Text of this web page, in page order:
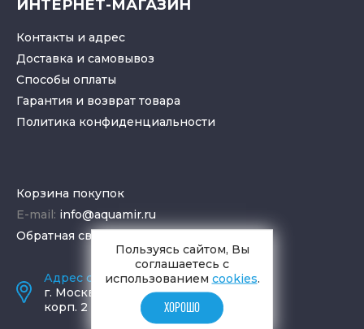
ИНТЕРНЕТ-МАГАЗИН
Контакты и адрес
Доставка и самовывоз
Способы оплаты
Гарантия и возврат товара
Политика конфиденциальности
Корзина покупок
E-mail: info@aquamir.ru
Обратная связь
Адрес салона и склада
г. Москва
ул. Шаболовка, д. 23,
корп. 2
Пользуясь сайтом, Вы
соглашаетесь с
использованием cookies.
ХОРОШО